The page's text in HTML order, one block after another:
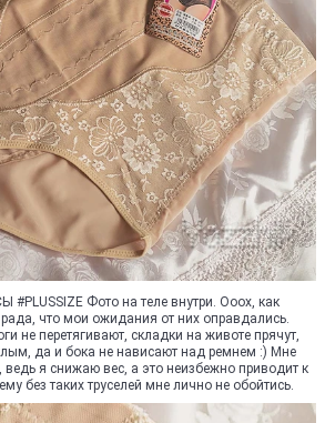
Фото на теле внутри. Ооох, как
что мои ожидания от них оправдались.
не перетягивают, складки на животе прячут,
да и бока не нависают над ремнем :) Мне
ведь я снижаю вес, а это неизбежно приводит к
без таких труселей мне лично не обойтись.